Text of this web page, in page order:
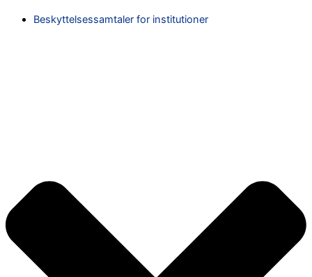
Beskyttelsessamtaler for institutioner